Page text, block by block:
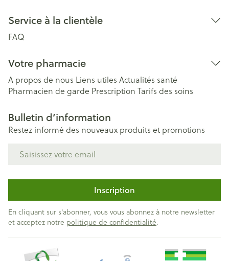
Service à la clientèle
FAQ
Votre pharmacie
A propos de nous Liens utiles Actualités santé
Pharmacien de garde Prescription Tarifs des soins
Bulletin d’information
Restez informé des nouveaux produits et promotions
Inscription
En cliquant sur s'abonner, vous vous abonnez à notre newsletter
et acceptez notre politique de confidentialité.